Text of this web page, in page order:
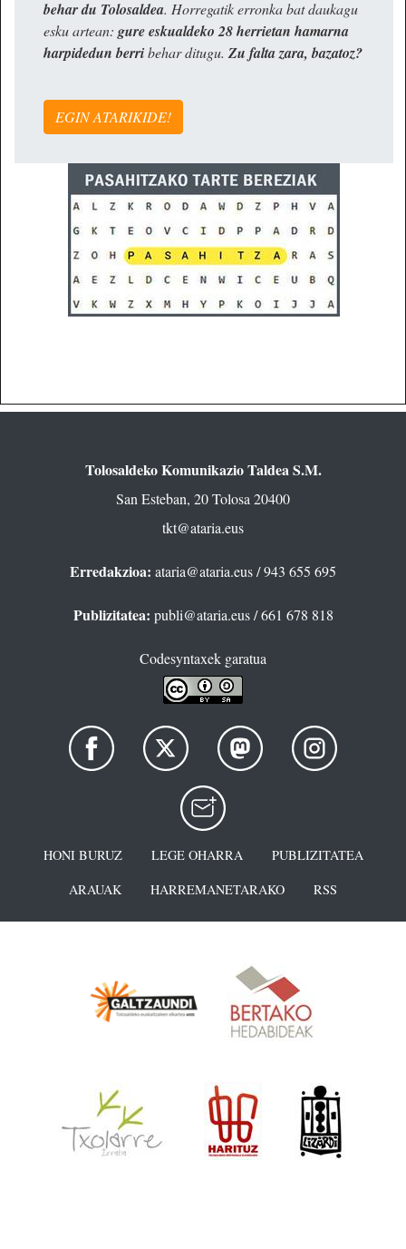
behar du Tolosaldea. Horregatik erronka bat daukagu
esku artean: gure eskualdeko 28 herrietan hamarna
harpidedun berribehar ditugu. Zu falta zara, bazatoz?
EGIN ATARIKIDE!
Tolosaldeko Komunikazio Taldea S.M.
San Esteban, 20 Tolosa 20400
tkt@ataria.eus
Erredakzioa: ataria@ataria.eus/ 943 655 695
Publizitatea: publi@ataria.eus/ 661 678 818
Codesyntaxek garatua
HONI BURUZ LEGE OHARRA
PUBLIZITATEA
ARAUAK
HARREMANETARAKO RSS